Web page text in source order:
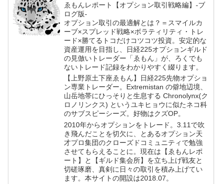
ゑもんレポート【オプション取引戦略編】-ブ
ログ版-
オプション取引の最適解とは？＝スマイルカ
ーブ×スプレッド戦略×ボラティリティ・トレ
ード×勝てるトコだけコツコツ投資。安定的な
資産運用を目指し、日経225オプションギルド
の見倣いトレーダー「ゑもん」が、ろくでも
ないトレード記録をわかりやすく綴ります。
【上野原土下座ゑもん】日経225先物オプショ
ン専業トレーダー。Extremistan の僻地辺境、
山岳地帯にひっそりと生息する Chronolynx(ク
ロノリンクス) というユキヒョウに似たネコ科
のサブスピーシーズ。好物はクズOP。
2010年からオプションをトレード。3.11で吹
き飛んだことを切欠に、とあるオプション天
才プロ集団のクローズドコミュニティで勉強
させてもらえることに。現在は【ゑもんレポ
ート】と【ギルド集会所】を立ち上げ戦友と
切磋琢磨、真剣に日々の取引を積み上げてい
ます。本サイトの開設は2018.07。